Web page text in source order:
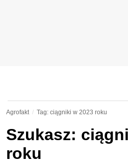
Agrofakt Tag: ciągniki w 2023 roku
Szukasz:
roku